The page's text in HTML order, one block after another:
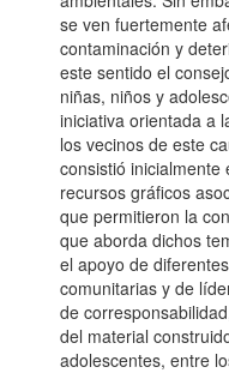
se ven fuertemente
contaminación y
este sentido el
niñas, niños y
iniciativa orientada a
los vecinos de este
consistió
recursos gráficos
que permitieron la
que aborda dichos
el apoyo de
comunitarias y de
de
del material
adolescentes, entre